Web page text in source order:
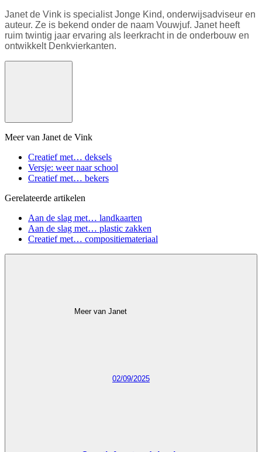
Janet de Vink is specialist Jonge Kind, onderwijsadviseur en
auteur. Ze is bekend onder de naam Vouwjuf. Janet heeft
ruim twintig jaar ervaring als leerkracht in de onderbouw en
ontwikkelt Denkvierkanten.
Meer van Janet de Vink
Creatief met… deksels
Versje: weer naar school
Creatief met… bekers
Gerelateerde artikelen
Aan de slag met… landkaarten
Aan de slag met… plastic zakken
Creatief met… compositiemateriaal
Meer van Janet
02/09/2025